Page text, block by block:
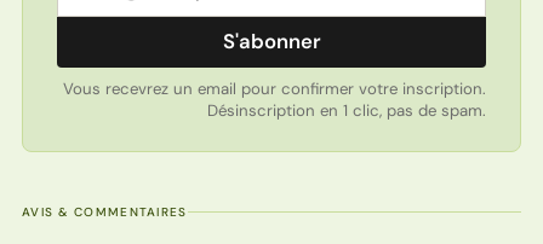
S'abonner
Vous recevrez un email pour confirmer votre inscription.
Désinscription en 1 clic, pas de spam.
AVIS & COMMENTAIRES